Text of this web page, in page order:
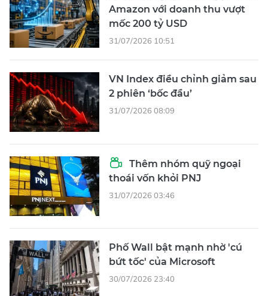
Amazon với doanh thu vượt
mốc 200 tỷ USD
31/07/2026 10:51
VN Index điều chỉnh giảm sau
2 phiên ‘bốc đầu’
31/07/2026 08:09
Thêm nhóm quỹ ngoại
thoái vốn khỏi PNJ
31/07/2026 03:46
Phố Wall bật mạnh nhờ 'cú
bứt tốc' của Microsoft
30/07/2026 23:40